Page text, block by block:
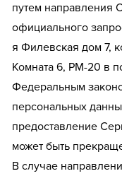
путем направления
официального
я Филевская дом 7,
Комната 6, РМ-20 в
Федеральным
персональных
предоставление
может быть
В случае